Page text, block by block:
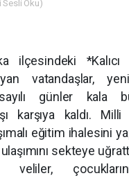
Sesli Oku)
ilçesindeki *Kalıcı
vatandaşlar,
günler kala
karşıya kaldı.
eğitim ihalesini
sekteye
veliler,